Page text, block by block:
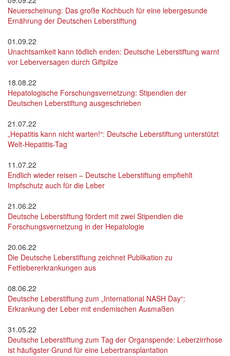
Neuerscheinung: Das große Kochbuch für eine lebergesunde
Ernährung der Deutschen Leberstiftung
01.09.22
Unachtsamkeit kann tödlich enden: Deutsche Leberstiftung warnt
vor Leberversagen durch Giftpilze
18.08.22
Hepatologische Forschungsvernetzung: Stipendien der
Deutschen Leberstiftung ausgeschrieben
21.07.22
„Hepatitis kann nicht warten!“: Deutsche Leberstiftung unterstützt
Welt-Hepatitis-Tag
11.07.22
Endlich wieder reisen – Deutsche Leberstiftung empfiehlt
Impfschutz auch für die Leber
21.06.22
Deutsche Leberstiftung fördert mit zwei Stipendien die
Forschungsvernetzung in der Hepatologie
20.06.22
Die Deutsche Leberstiftung zeichnet Publikation zu
Fettlebererkrankungen aus
08.06.22
Deutsche Leberstiftung zum „International NASH Day“:
Erkrankung der Leber mit endemischen Ausmaßen
31.05.22
Deutsche Leberstiftung zum Tag der Organspende: Leberzirrhose
ist häufigster Grund für eine Lebertransplantation